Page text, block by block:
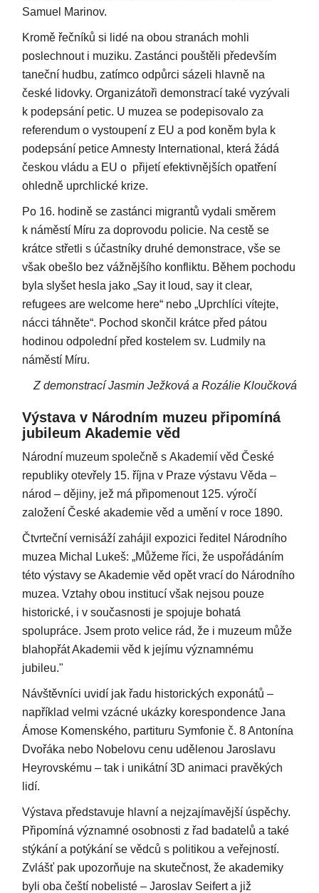
Samuel Marinov.
Kromě řečníků si lidé na obou stranách mohli
poslechnout i muziku. Zastánci pouštěli především
taneční hudbu, zatímco odpůrci sázeli hlavně na
české lidovky. Organizátoři demonstrací také vyzývali
k podepsání petic. U muzea se podepisovalo za
referendum o vystoupení z EU a pod koněm byla k
podepsání petice Amnesty International, která žádá
českou vládu a EU o přijetí efektivnějších opatření
ohledně uprchlické krize.
Po 16. hodině se zastánci migrantů vydali směrem
k náměstí Míru za doprovodu policie. Na cestě se
krátce střetli s účastníky druhé demonstrace, vše se
však obešlo bez vážnějšího konfliktu. Během pochodu
byla slyšet hesla jako „Say it loud, say it clear,
refugees are welcome here“ nebo „Uprchlíci vítejte,
nácci táhněte“. Pochod skončil krátce před pátou
hodinou odpolední před kostelem sv. Ludmily na
náměstí Míru.
Z demonstrací Jasmin Ježková a Rozálie Kloučková
Výstava v Národním muzeu připomíná
jubileum Akademie věd
Národní muzeum společně s Akademií věd České
republiky otevřely 15. října v Praze výstavu Věda –
národ – dějiny, jež má připomenout 125. výročí
založení České akademie věd a umění v roce 1890.
Čtvrteční vernisáží zahájil expozici ředitel Národního
muzea Michal Lukeš: „Můžeme říci, že uspořádáním
této výstavy se Akademie věd opět vrací do Národního
muzea. Vztahy obou institucí však nejsou pouze
historické, i v současnosti je spojuje bohatá
spolupráce. Jsem proto velice rád, že i muzeum může
blahopřát Akademii věd k jejímu významnému
jubileu."
Návštěvníci uvidí jak řadu historických exponátů –
například velmi vzácné ukázky korespondence Jana
Ámose Komenského, partituru Symfonie č. 8 Antonína
Dvořáka nebo Nobelovu cenu udělenou Jaroslavu
Heyrovskému – tak i unikátní 3D animaci pravěkých
lidí.
Výstava představuje hlavní a nejzajímavější úspěchy.
Připomíná významné osobnosti z řad badatelů a také
stýkání a potýkání se vědců s politikou a veřejností.
Zvlášť pak upozorňuje na skutečnost, že akademiky
byli oba čeští nobelisté – Jaroslav Seifert a již